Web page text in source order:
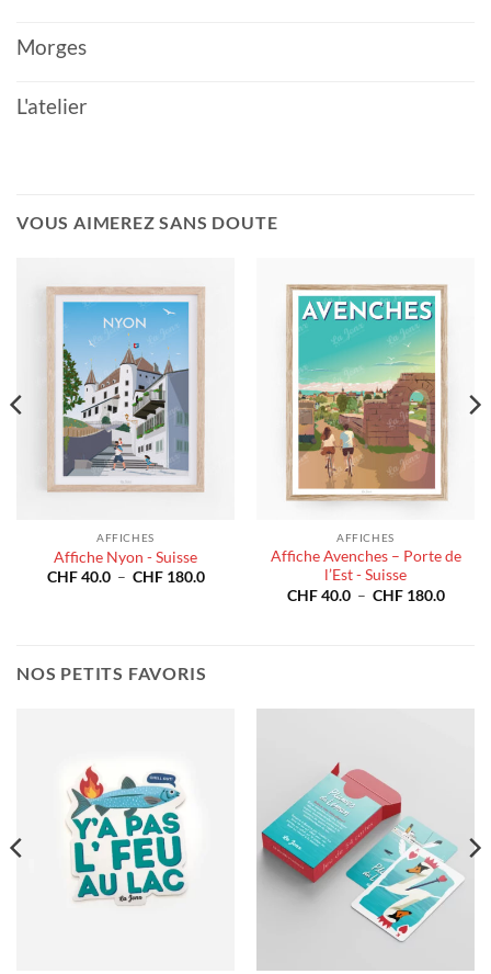
Morges
L'atelier
VOUS AIMEREZ SANS DOUTE
AFFICHES
Affiche Nyon - Suisse
CHF40.0 – CHF180.0Plage
AFFICHES
Affiche Avenches – Porte de
l’Est - Suisse
CHF40.0 – CHF180.0Plage
NOS PETITS FAVORIS